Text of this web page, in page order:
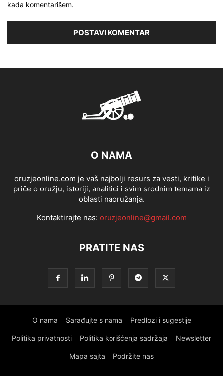
kada komentarišem.
O NAMA
oruzjeonline.com je vaš najbolji resurs za vesti, kritike i
priče o oružju, istoriji, analitici i svim srodnim temama iz
oblasti naoružanja.
Kontaktirajte nas: oruzjeonline@gmail.com
PRATITE NAS
O nama Sarađujte s nama Predlozi i sugestije
Politika privatnosti Politika korišćenja sadržaja Newsletter
Mapa sajta Podržite nas